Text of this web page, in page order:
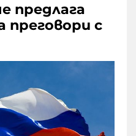
предлага
преговори с